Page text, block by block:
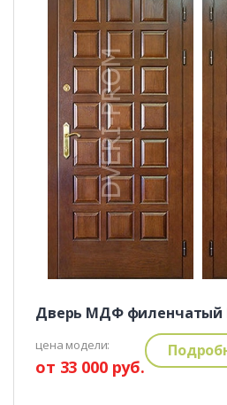
Дверь МДФ филенчатый
цена модели:
от 33 000 руб.